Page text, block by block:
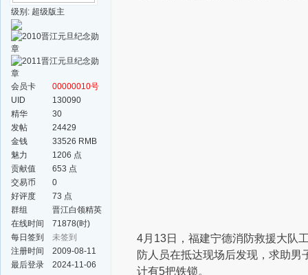
级别: 超级版主
会员卡
00000010号
UID
130090
精华
30
发帖
24429
金钱
33526 RMB
魅力
1206 点
贡献值
653 点
交易币
0
好评度
73 点
群组
晋江白领精英
群
在线时间
71878(时)
每日签到
未签到
注册时间
2009-08-11
最后登录
2024-11-06
4月13日，福建宁德消防救援大队
防人员在抵达现场后发现，求助
计有5把铁锁。